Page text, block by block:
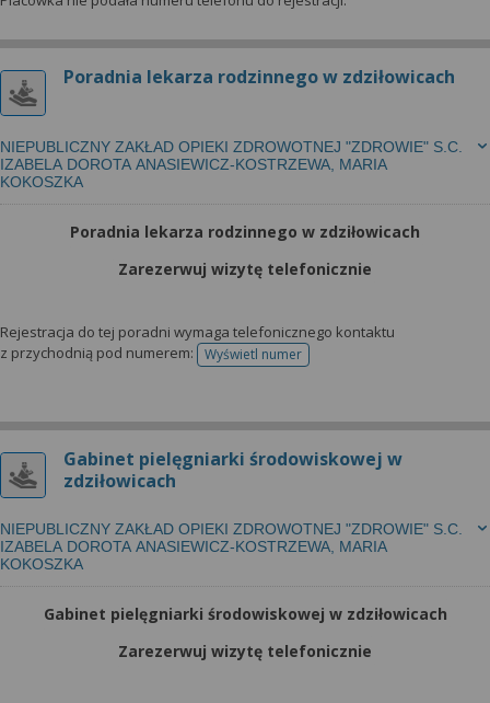
Poradnia lekarza rodzinnego w zdziłowicach
NIEPUBLICZNY ZAKŁAD OPIEKI ZDROWOTNEJ "ZDROWIE" S.C.
IZABELA DOROTA ANASIEWICZ-KOSTRZEWA, MARIA
KOKOSZKA
Poradnia lekarza rodzinnego w zdziłowicach
Zarezerwuj wizytę telefonicznie
Rejestracja do tej poradni wymaga telefonicznego kontaktu
z przychodnią pod numerem:
Wyświetl numertelefonu do rejestracji
Gabinet pielęgniarki środowiskowej w
zdziłowicach
NIEPUBLICZNY ZAKŁAD OPIEKI ZDROWOTNEJ "ZDROWIE" S.C.
IZABELA DOROTA ANASIEWICZ-KOSTRZEWA, MARIA
KOKOSZKA
Gabinet pielęgniarki środowiskowej w zdziłowicach
Zarezerwuj wizytę telefonicznie